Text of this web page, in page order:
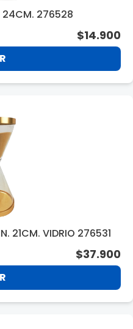
24CM. 276528
$14.900
21CM. VIDRIO 276531
$37.900